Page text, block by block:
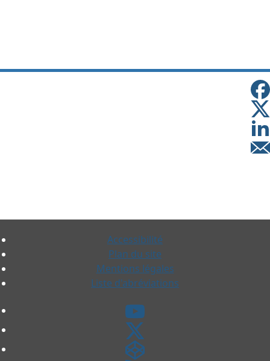
Accessibilité
Plan du site
Mentions légales
Liste d'abréviations